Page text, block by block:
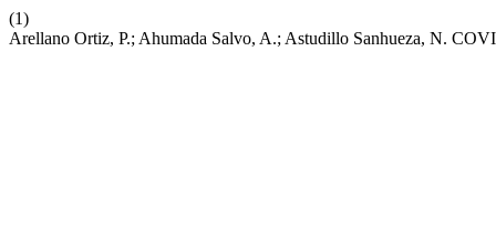
(1)
Arellano Ortiz, P.; Ahumada Salvo, A.; Astudillo Sanhueza, N.